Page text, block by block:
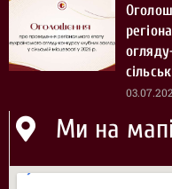
Ми на